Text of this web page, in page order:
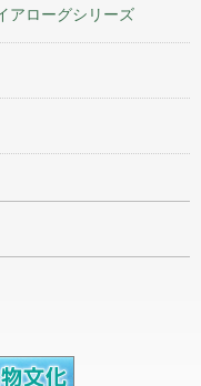
アローグシリーズ